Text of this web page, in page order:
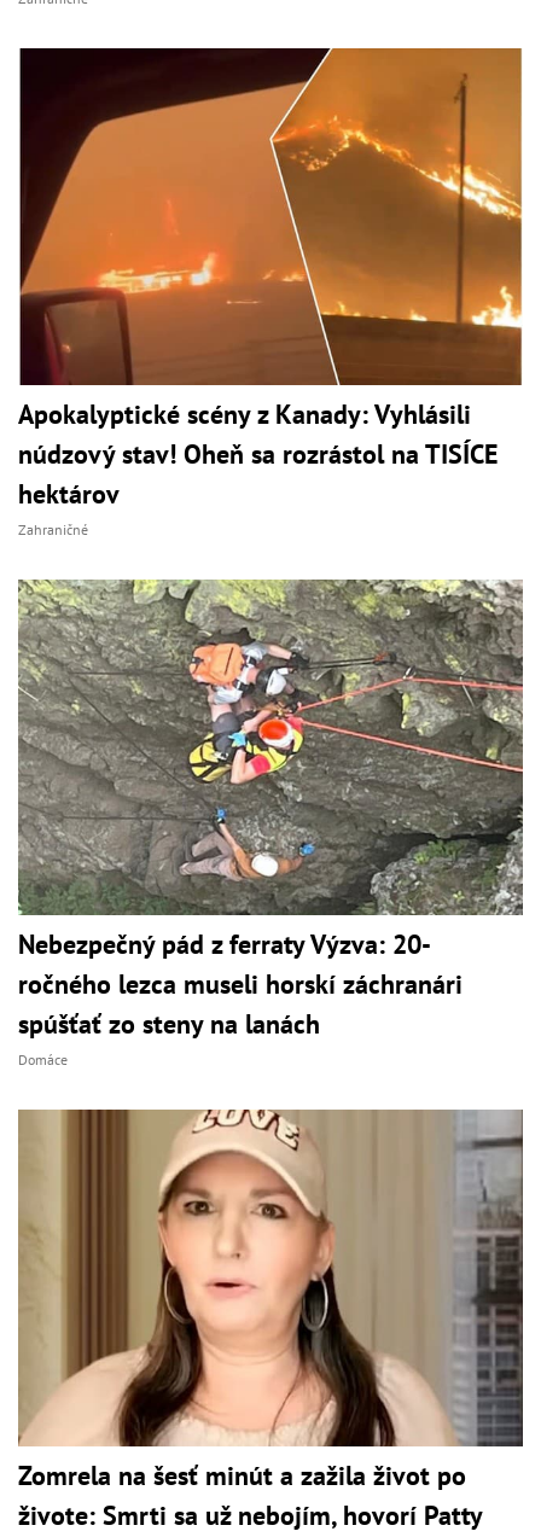
Apokalyptické scény z Kanady: Vyhlásili
núdzový stav! Oheň sa rozrástol na TISÍCE
hektárov
Zahraničné
Nebezpečný pád z ferraty Výzva: 20-
ročného lezca museli horskí záchranári
spúšťať zo steny na lanách
Domáce
Zomrela na šesť minút a zažila život po
živote: Smrti sa už nebojím, hovorí Patty